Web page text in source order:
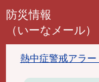
こ
防災情報
（いーなメール）
熱中症警戒アラー